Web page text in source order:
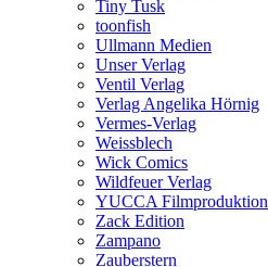
Tiny Tusk
toonfish
Ullmann Medien
Unser Verlag
Ventil Verlag
Verlag Angelika Hörnig
Vermes-Verlag
Weissblech
Wick Comics
Wildfeuer Verlag
YUCCA Filmproduktion
Zack Edition
Zampano
Zauberstern